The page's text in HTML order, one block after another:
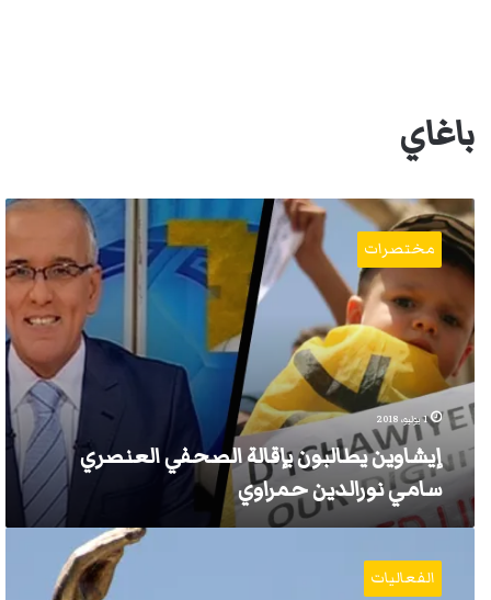
باغاي
إيشاوين
يطالبون
بإقالة
الصحفي
العنصري
سامي
نورالدين
حمراوي
مختصرات
1 يوليو، 2018
إيشاوين يطالبون بإقالة الصحفي العنصري
سامي نورالدين حمراوي
ضغط
نشطاء:الفعاليات